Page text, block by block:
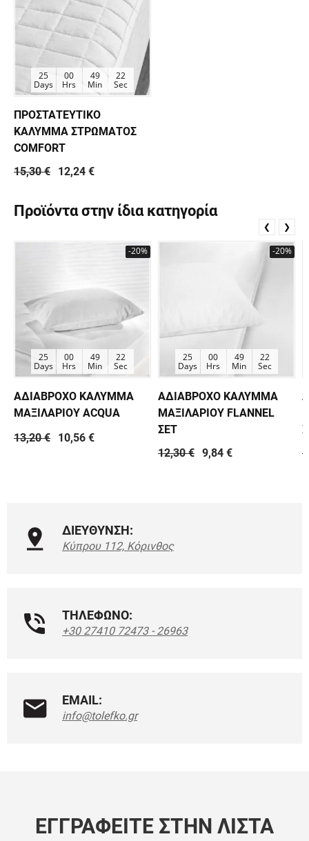
25
Days
00
Hrs
49
Min
22
Sec
ΠΡΟΣΤΑΤΕΥΤΙΚΟ
ΚΑΛΥΜΜΑ ΣΤΡΩΜΑΤΟΣ
COMFORT
15,30 €
12,24 €
Προϊόντα στην ίδια κατηγορία
-20%
25
Days
00
Hrs
49
Min
22
Sec
ΑΔΙΑΒΡΟΧΟ ΚΑΛΥΜΜΑ
ΜΑΞΙΛΑΡΙΟΥ ACQUA
13,20 €
10,56 €
-20%
25
Days
00
Hrs
49
Min
22
Sec
ΑΔΙΑΒΡΟΧΟ ΚΑΛΥΜΜΑ
ΜΑΞΙΛΑΡΙΟΥ FLANNEL
ΣΕΤ
12,30 € 9,84 €
❮ ❯
ΔΙΕΥΘΥΝΣΗ:
Κύπρου 112, Κόρινθος
ΤΗΛΕΦΩΝΟ:
+30 27410 72473 - 26963
EMAIL:
info@tolefko.gr
ΕΓΓΡΑΦΕΊΤΕ ΣΤΗΝ ΛΊΣΤΑ